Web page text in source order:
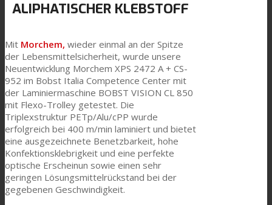
Link zu Mail
Textilkaschierung
Flachkaschierung
PU Ink Binders
ALIPHATISCHER KLEBSTOFF
Mit Morchem, wieder einmal an der Spitze
der Lebensmittelsicherheit, wurde unsere
Neuentwicklung Morchem XPS 2472 A + CS-
952 im Bobst Italia Competence Center mit
der Laminiermaschine BOBST VISION CL 850
mit Flexo-Trolley getestet. Die
Triplexstruktur PETp/Alu/cPP wurde
erfolgreich bei 400 m/min laminiert und bietet
eine ausgezeichnete Benetzbarkeit, hohe
Konfektionsklebrigkeit und eine perfekte
optische Erscheinun sowie einen sehr
geringen Lösungsmittelrückstand bei der
gegebenen Geschwindigkeit.